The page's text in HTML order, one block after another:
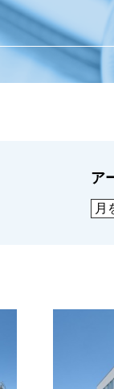
ア
テナンス受託
サービス